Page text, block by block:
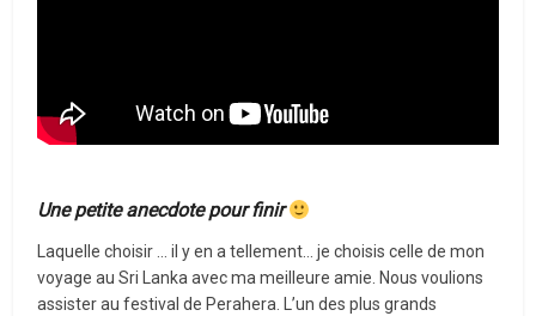
Une petite anecdote pour finir
Laquelle choisir … il y en a tellement… je choisis celle de mon
voyage au Sri Lanka avec ma meilleure amie. Nous voulions
assister au festival de Perahera. L’un des plus grands